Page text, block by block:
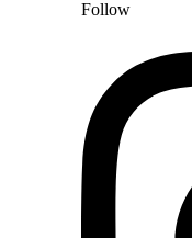
Follow